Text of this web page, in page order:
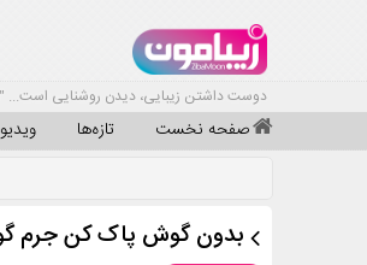
دوست داشتن زیبایی، دیدن روشنایی است...
صفحه نخست تازه‌ها
بدون گوش پاک کن جرم